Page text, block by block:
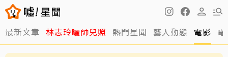
最新文章 林志玲曬帥兒照 熱門星聞 藝人動態 電影